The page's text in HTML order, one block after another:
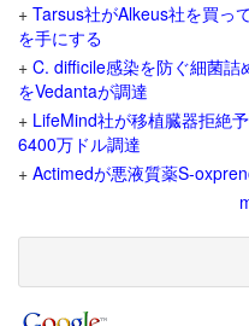
+ Tarsus社がAlkeus社を買っ
を手にする
+ C. difficile感染を防ぐ細菌
をVedantaが調達
+ LifeMind社が移植臓器拒絶
6400万ドル調達
+ Actimedが悪液質薬S-